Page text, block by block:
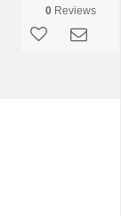
0Reviews